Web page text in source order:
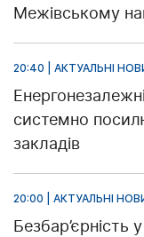
Межівському
20:40 | АКТУАЛЬНІ
системно
закладів
20:00 | АКТУАЛЬНІ
Безбар’єрність